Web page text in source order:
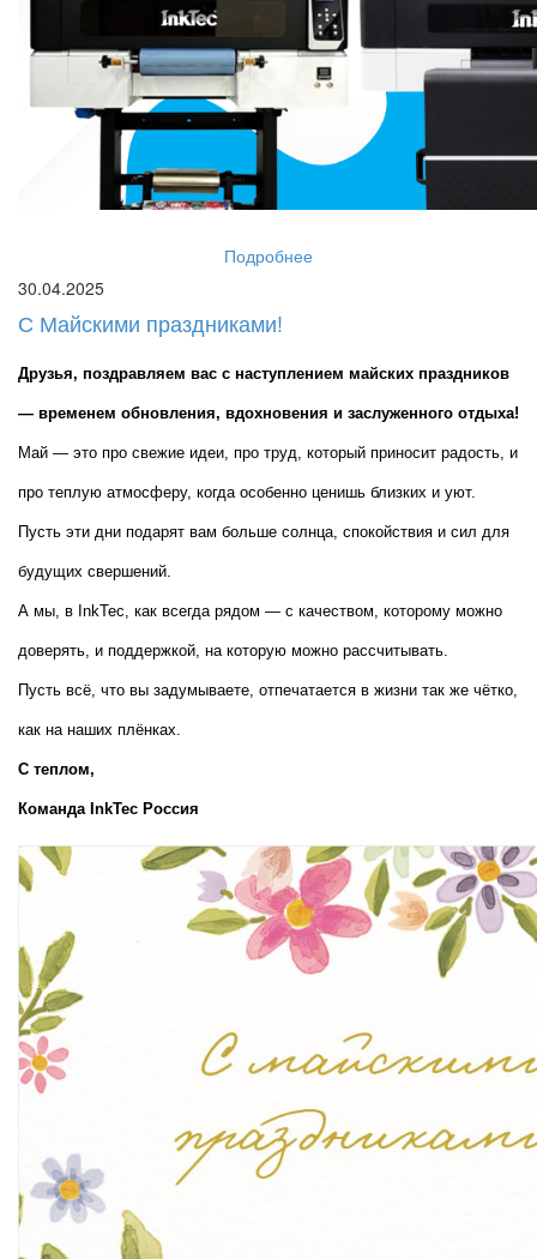
Подробнее
30.04.2025
С Майскими праздниками!
Друзья, поздравляем вас с наступлением майских праздников
— временем обновления, вдохновения и заслуженного отдыха!
Май — это про свежие идеи, про труд, который приносит радость, и
про теплую атмосферу, когда особенно ценишь близких и уют.
Пусть эти дни подарят вам больше солнца, спокойствия и сил для
будущих свершений.
А мы, в InkTec, как всегда рядом — с качеством, которому можно
доверять, и поддержкой, на которую можно рассчитывать.
Пусть всё, что вы задумываете, отпечатается в жизни так же чётко,
как на наших плёнках.
С теплом,
Команда InkTec Россия